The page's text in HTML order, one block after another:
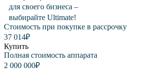
для своего бизнеса –
выбирайте Ultimate!
Стоимость при покупке в рассрочку
37 014₽
Купить
Полная стоимость аппарата
2 000 000₽